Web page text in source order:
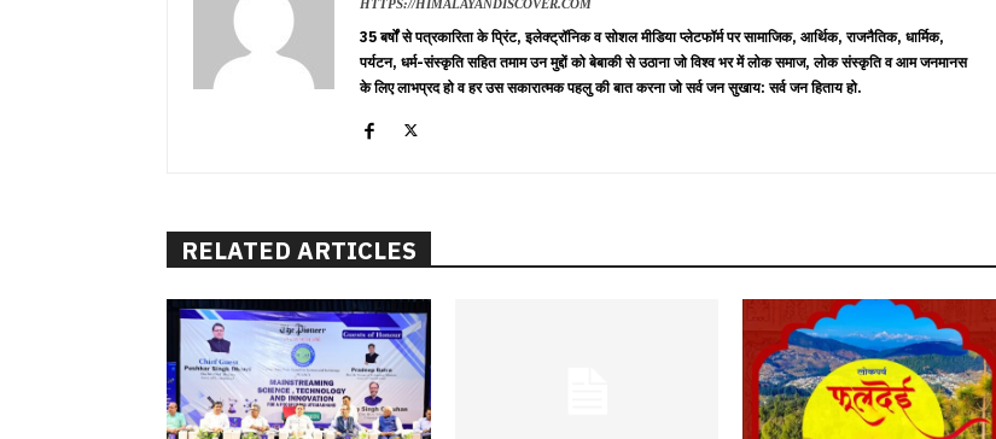
HTTPS://HIMALAYANDISCOVER.COM
35 बर्षों से पत्रकारिता के प्रिंट, इलेक्ट्रॉनिक व सोशल मीडिया प्लेटफॉर्म पर सामाजिक, आर्थिक, राजनैतिक, धार्मिक,
पर्यटन, धर्म-संस्कृति सहित तमाम उन मुद्दों को बेबाकी से उठाना जो विश्व भर में लोक समाज, लोक संस्कृति व आम जनमानस
के लिए लाभप्रद हो व हर उस सकारात्मक पहलु की बात करना जो सर्व जन सुखाय: सर्व जन हिताय हो.
RELATED ARTICLES